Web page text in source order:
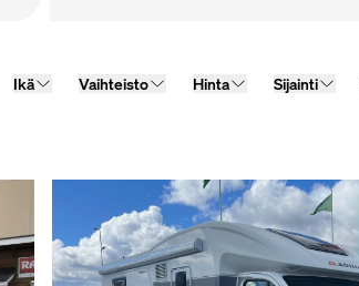
Ikä Vaihteisto Hinta Sijainti